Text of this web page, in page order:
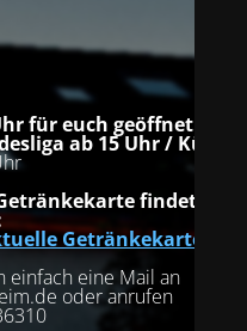
für euch geöffnet.
ab 15 Uhr / Küche
findet ihr
Getränkekarte
einfach eine Mail an
oder anrufen